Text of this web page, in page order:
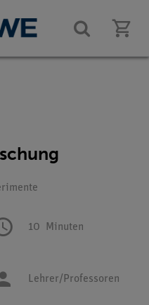
10 Minuten
Lehrer/Professoren